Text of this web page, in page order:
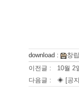
download :
창
이전글 : 10월 2
다음글 : ◈ [공